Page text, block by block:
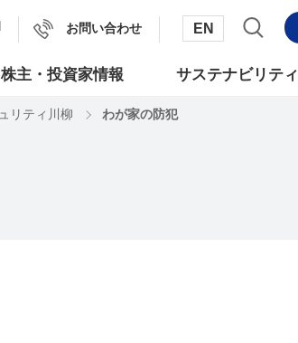
お問い合わせ EN
株主・投資家情報 サステナビリティ
リティ川柳 わが家の防犯